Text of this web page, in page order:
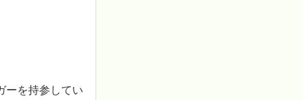
ーを持参してい